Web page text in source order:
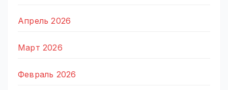
Апрель 2026
Март 2026
Февраль 2026